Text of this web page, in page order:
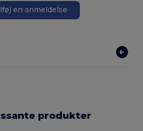
en anmeldelse
produkter